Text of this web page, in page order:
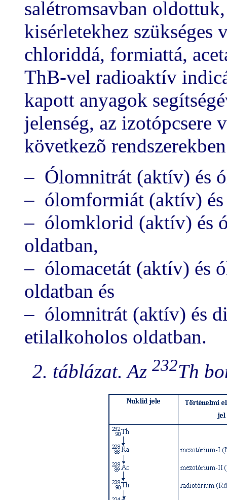
salétromsavban
kisérletekhez szükséges
chloriddá, formiattá,
ThB-vel radioaktív
kapott anyagok
jelenség, az izotópcsere
következõ
– Ólomnitrát (aktív) és
– ólomformiát (aktív) és
– ólomklorid (aktív) és
oldatban,
– ólomacetát (aktív) és
oldatban és
– ólomnitrát (aktív) és
etilalkoholos oldatban.
2. táblázat. Az 232Th